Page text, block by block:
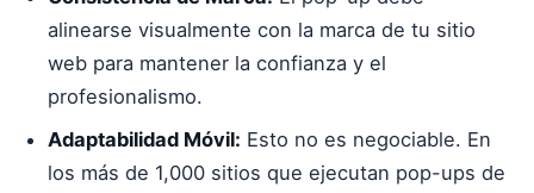
alinearse visualmente con la marca de tu sitio
web para mantener la confianza y el
profesionalismo.
Adaptabilidad Móvil: Esto no es negociable. En
los más de 1,000 sitios que ejecutan pop-ups de